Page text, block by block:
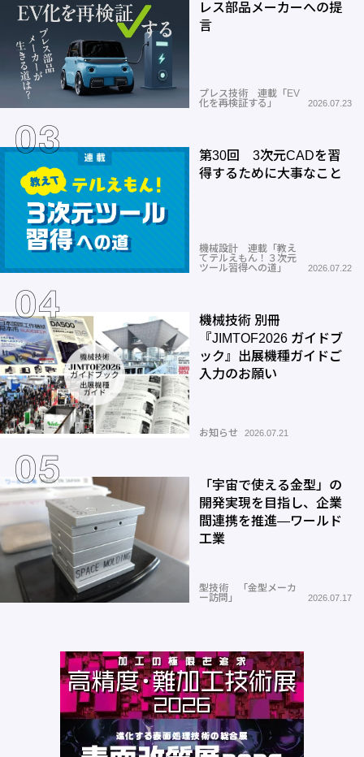
レス部品メーカーへの提
言
プレス技術 連載「EV
化を再検証する」
2026.07.23
第30回 3次元CADを習
得するために大事なこと
機械設計 連載「教え
てテルえもん！３次元
ツール習得への道」
2026.07.22
機械技術 別冊
『JIMTOF2026 ガイドブ
ック』出展機種ガイドご
入力のお願い
お知らせ 2026.07.21
「宇宙で使える金型」の
開発実現を目指し、企業
間連携を推進―ワールド
工業
型技術 「金型メーカ
ー訪問」
2026.07.17